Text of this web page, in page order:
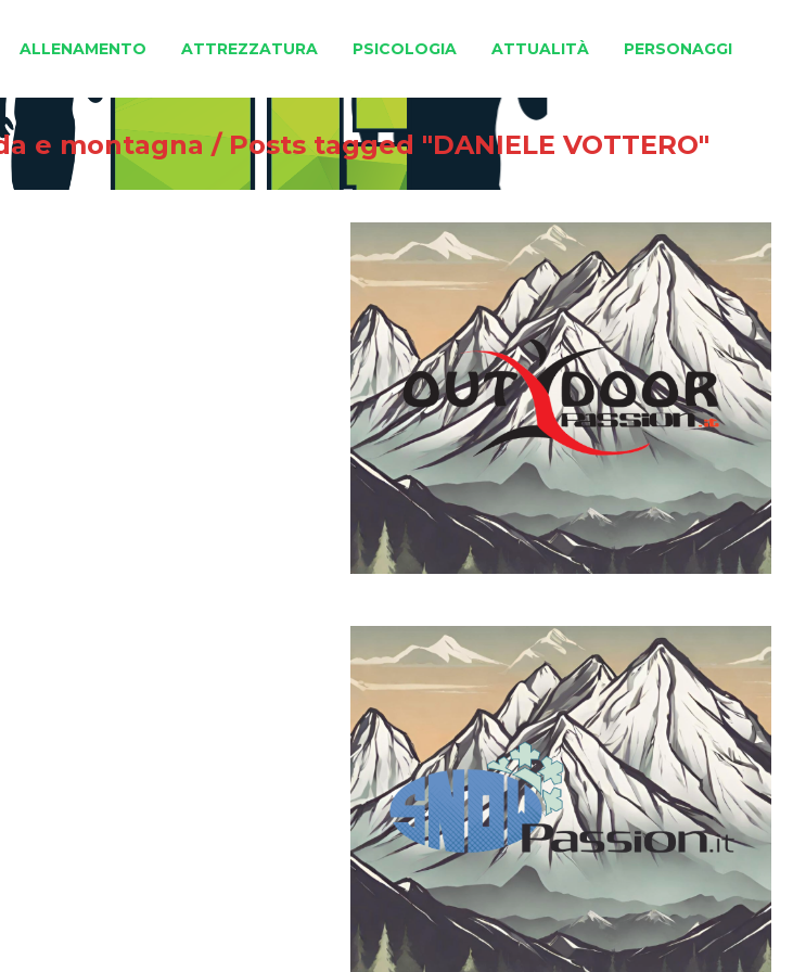
ALLENAMENTO ATTREZZATURA PSICOLOGIA ATTUALITÀ PERSONAGGI
e montagna/Posts tagged "DANIELE VOTTERO"